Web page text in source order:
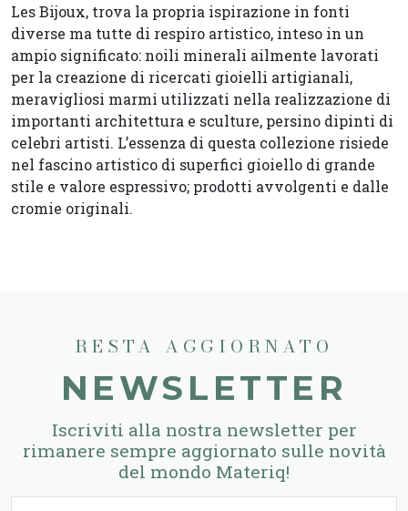
Les Bijoux, trova la propria ispirazione in fonti
diverse ma tutte di respiro artistico, inteso in un
ampio significato: noili minerali ailmente lavorati
per la creazione di ricercati gioielli artigianali,
meravigliosi marmi utilizzati nella realizzazione di
importanti architettura e sculture, persino dipinti di
celebri artisti. L’essenza di questa collezione risiede
nel fascino artistico di superfici gioiello di grande
stile e valore espressivo; prodotti avvolgenti e dalle
cromie originali.
RESTA AGGIORNATO
NEWSLETTER
Iscriviti alla nostra newsletter per
rimanere sempre aggiornato sulle novità
del mondo Materiq!